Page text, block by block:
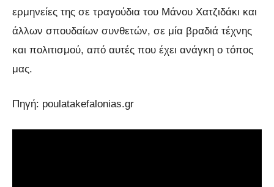
ερμηνείες της σε τραγούδια του Μάνου Χατζιδάκι και
άλλων σπουδαίων συνθετών, σε μία βραδιά τέχνης
και πολιτισμού, από αυτές που έχει ανάγκη ο τόπος
μας.
Πηγή: poulatakefalonias.gr